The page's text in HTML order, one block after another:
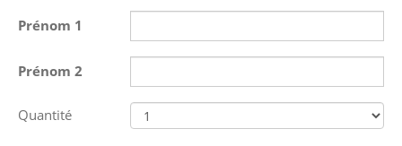
Prénom 1
Prénom 2
Quantité